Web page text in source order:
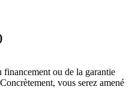
ou de la garantie
vous serez amené